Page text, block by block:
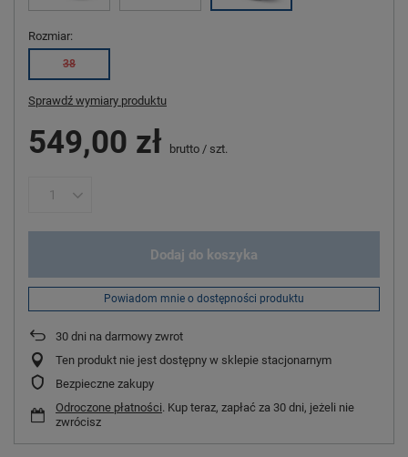
Rozmiar
38
Sprawdź wymiary produktu
549,00 zł brutto / szt.
Dodaj do koszyka
Powiadom mnie o dostępności produktu
30 dni na darmowy zwrot
Ten produkt nie jest dostępny w sklepie stacjonarnym
Bezpieczne zakupy
Odroczone płatności. Kup teraz, zapłać za 30 dni, jeżeli nie
zwrócisz